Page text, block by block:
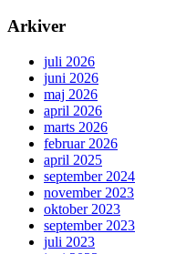
Arkiver
juli 2026
juni 2026
maj 2026
april 2026
marts 2026
februar 2026
april 2025
september 2024
november 2023
oktober 2023
september 2023
juli 2023